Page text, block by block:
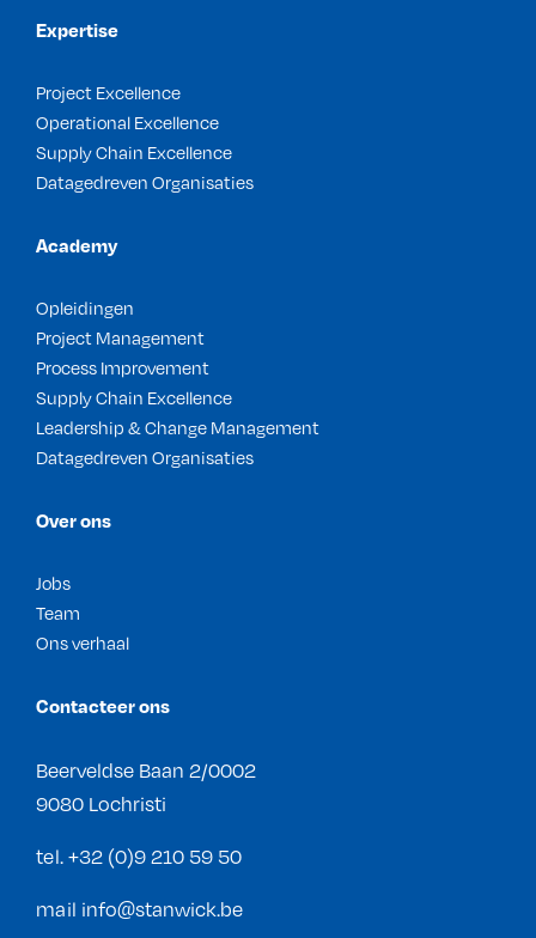
Expertise
Project Excellence
Operational Excellence
Supply Chain Excellence
Datagedreven Organisaties
Academy
Opleidingen
Project Management
Process Improvement
Supply Chain Excellence
Leadership & Change Management
Datagedreven Organisaties
Over ons
Jobs
Team
Ons verhaal
Contacteer ons
Beerveldse Baan 2/0002
9080 Lochristi
tel.+32 (0)9 210 59 50
mail info@stanwick.be